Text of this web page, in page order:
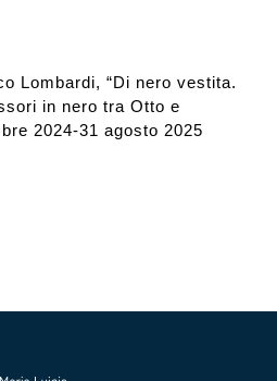
Lombardi, “Di nero vestita.
in nero tra Otto e
2024-31 agosto 2025